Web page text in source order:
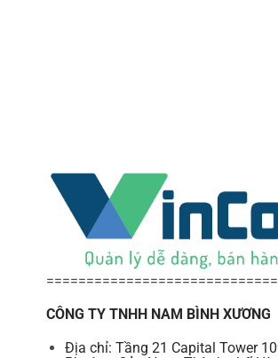
CÔNG TY TNHH NAM BÌNH XƯƠNG
Địa chỉ: Tầng 21 Capital Tower